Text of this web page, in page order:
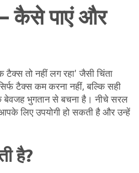
कैसे पाएं और
तो नहीं लग रहा' जैसी चिंता
टैक्स कम करना नहीं, बल्कि सही
भुगतान से बचना है। नीचे सरल
लिए उपयोगी हो सकती है और उन्हें
है?